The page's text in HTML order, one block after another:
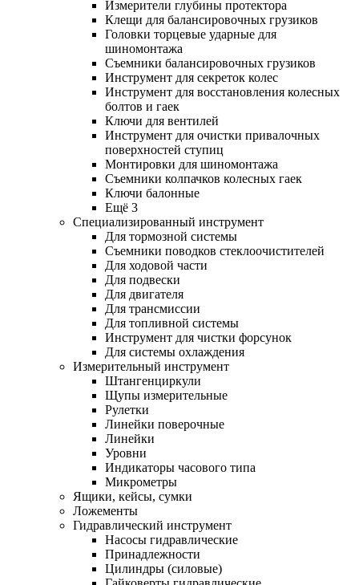
Измерители глубины протектора
Клещи для балансировочных грузиков
Головки торцевые ударные для
шиномонтажа
Съемники балансировочных грузиков
Инструмент для секреток колес
Инструмент для восстановления колесных
болтов и гаек
Ключи для вентилей
Инструмент для очистки привалочных
поверхностей ступиц
Монтировки для шиномонтажа
Съемники колпачков колесных гаек
Ключи балонные
Ещё 3
Специализированный инструмент
Для тормозной системы
Съемники поводков стеклоочистителей
Для ходовой части
Для подвески
Для двигателя
Для трансмиссии
Для топливной системы
Инструмент для чистки форсунок
Для системы охлаждения
Измерительный инструмент
Штангенциркули
Щупы измерительные
Рулетки
Линейки поверочные
Линейки
Уровни
Индикаторы часового типа
Микрометры
Ящики, кейсы, сумки
Ложементы
Гидравлический инструмент
Насосы гидравлические
Принадлежности
Цилиндры (силовые)